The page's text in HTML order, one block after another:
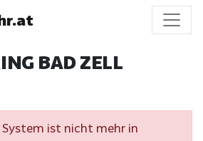
BAD ZELL
System ist nicht mehr in